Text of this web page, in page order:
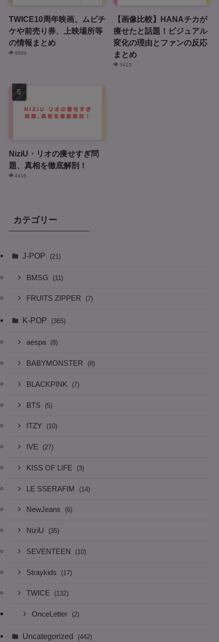
TWICE10周年映画、ムビチ
ケや前売り券、上映場所等
の情報まとめ
9569
【画像比較】HANAチカが
痩せたと話題！ビジュアル
変化の理由とファンの反応
まとめ
5413
NiziU・リオの痩せすぎ問
題、真相を徹底解剖！
4416
カテゴリー
J-POP (21)
BMSG (11)
FRUITS ZIPPER (7)
K-POP (365)
aespa (8)
BABYMONSTER (8)
BLACKPINK (7)
BTS (5)
ITZY (10)
IVE (27)
KISS OF LIFE (3)
LE SSERAFIM (14)
NewJeans (6)
NiziU (35)
SEVENTEEN (10)
Straykids (17)
TWICE (132)
OnceLetter (2)
Uncategorized (442)